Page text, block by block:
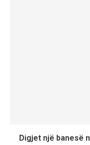
Digjet një banesë